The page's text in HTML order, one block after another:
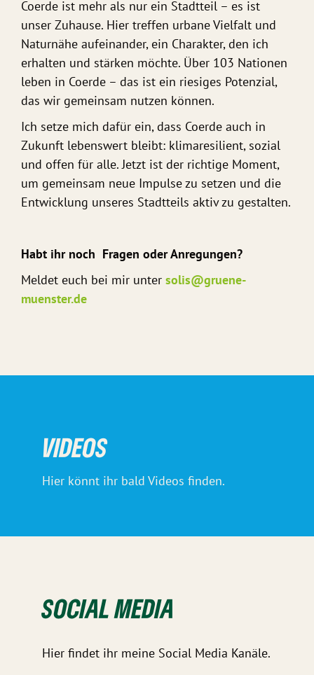
Coerde ist mehr als nur ein Stadtteil – es ist
unser Zuhause. Hier treffen urbane Vielfalt und
Naturnähe aufeinander, ein Charakter, den ich
erhalten und stärken möchte. Über 103 Nationen
leben in Coerde – das ist ein riesiges Potenzial,
das wir gemeinsam nutzen können.
Ich setze mich dafür ein, dass Coerde auch in
Zukunft lebenswert bleibt: klimaresilient, sozial
und offen für alle. Jetzt ist der richtige Moment,
um gemeinsam neue Impulse zu setzen und die
Entwicklung unseres Stadtteils aktiv zu gestalten.
Habt ihr noch Fragen oder Anregungen?
Meldet euch bei mir unter solis@gruene-
muenster.de
VIDEOS
Hier könnt ihr bald Videos finden.
SOCIAL MEDIA
Hier findet ihr meine Social Media Kanäle.